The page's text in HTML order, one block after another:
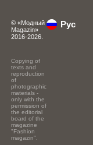
© «Модный
Magazin»
2016-2026.
Copying of
texts and
reproduction
of
photographic
materials -
only with the
permission of
the editorial
board of the
magazine
"Fashion
magazin".
Рус